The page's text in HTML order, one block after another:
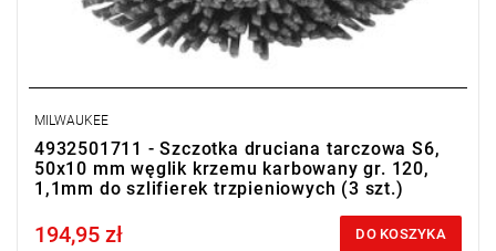
MILWAUKEE
4932501711 - Szczotka druciana tarczowa S6,
50x10 mm węglik krzemu karbowany gr. 120,
1,1mm do szlifierek trzpieniowych (3 szt.)
Price tax included
194,95 zł DO KOSZYKA